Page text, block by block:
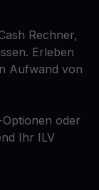
Rechner,
Erleben
Aufwand von
oder
Ihr ILV